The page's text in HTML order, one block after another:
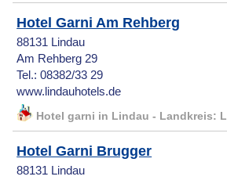
Hotel Garni Am Rehberg
88131 Lindau
Am Rehberg 29
Tel.: 08382/33 29
www.lindauhotels.de
Hotel garni in Lindau - Landkreis:
Hotel Garni Brugger
88131 Lindau